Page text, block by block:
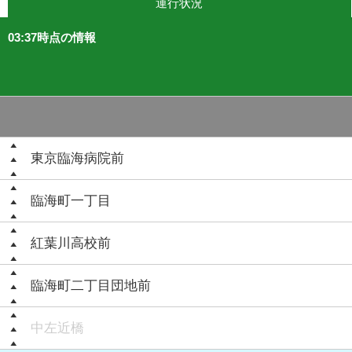
運行状況
03:37時点の情報
東京臨海病院前
臨海町一丁目
紅葉川高校前
臨海町二丁目団地前
中左近橋